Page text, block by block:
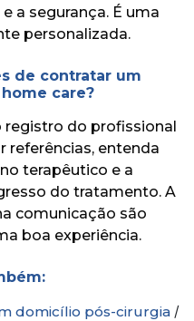
a segurança. É uma
personalizada.
de contratar um
care?
registro do profissional
referências, entenda
terapêutico e a
do tratamento. A
comunicação são
boa experiência.
domicílio pós-cirurgia /